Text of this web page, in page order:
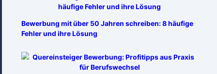
Bewerbung mit über 50 Jahren schreiben: 8 häufige
Fehler und ihre Lösung